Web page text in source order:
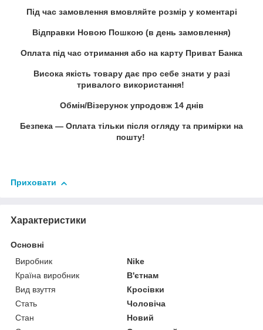
Під час замовлення вмовляйте розмір у коментарі
Відправки Новою Пошкою (в день замовлення)
Оплата під час отримання або на карту Приват Банка
Висока якість товару дає про себе знати у разі
тривалого використання!
Обмін/Візерунок упродовж 14 днів
Безпека — Оплата тільки після огляду та примірки на
пошту!
Приховати
Характеристики
Основні
Виробник
Nike
Країна виробник
В'єтнам
Вид взуття
Кросівки
Стать
Чоловіча
Стан
Новий